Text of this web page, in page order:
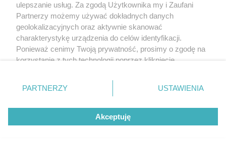
Wersja mobilna Napisz do nas
Regulamin
Polityka cookies
Polityka prywatności Reklama
ulepszanie usług. Za zgodą Użytkownika my i Zaufani
Partnerzy możemy używać dokładnych danych
geolokalizacyjnych oraz aktywnie skanować
charakterystykę urządzenia do celów identyfikacji.
Ponieważ cenimy Twoją prywatność, prosimy o zgodę na
korzystanie z tych technologii poprzez kliknięcie
zmienić/wycofać klikając przycisk ustawień prywatności
znajdujący się w lewym dolnym rogu strony
rodzaje przetwarzania danych nie wymagają zgody
użytkownika, ale masz prawo sprzeciwić się takiemu
przetwarzaniu. Preferencje będą miały zastosowania tylko
PARTNERZY USTAWIENIA
Akceptuję